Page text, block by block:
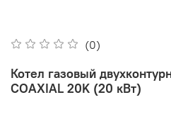
(0)
Котел газовый
COAXIAL 20K (20 кВт)